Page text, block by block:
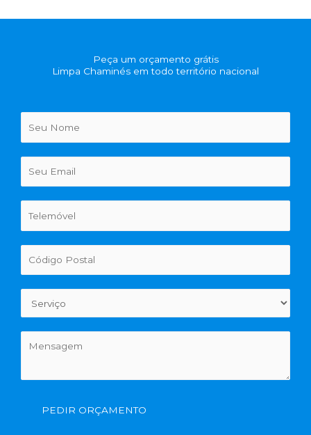
Peça um orçamento grátis
Limpa Chaminés em todo território nacional
PEDIR ORÇAMENTO